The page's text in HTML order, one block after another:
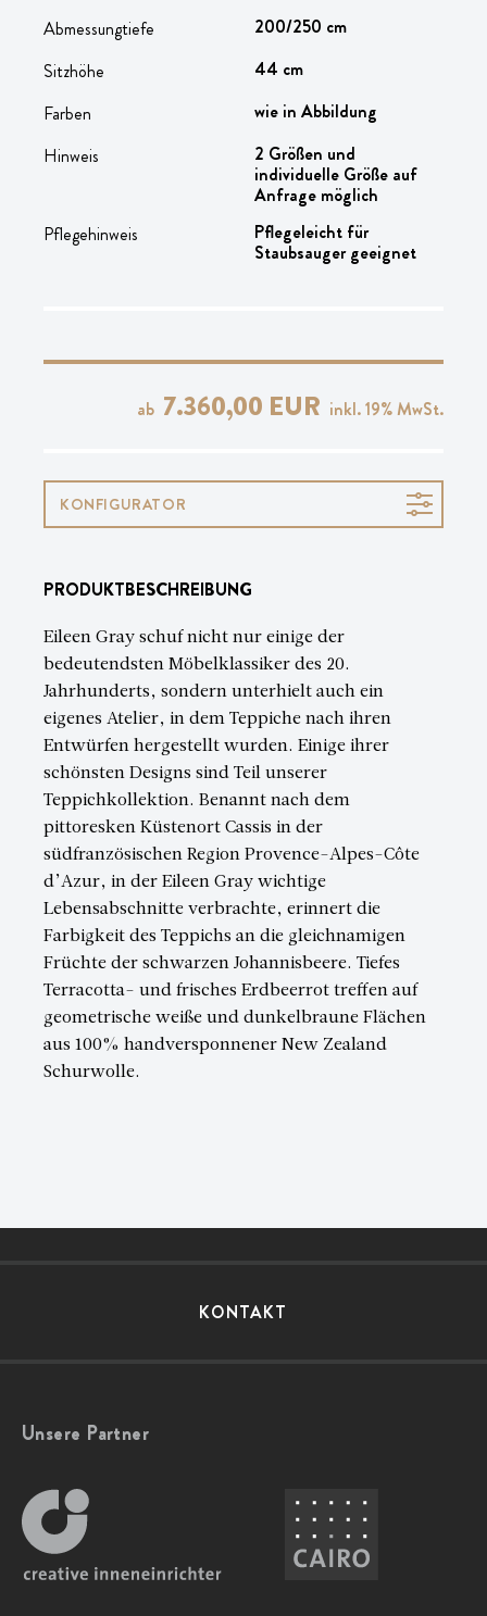
Abmessungtiefe
200/250 cm
Sitzhöhe
44 cm
Farben
wie in Abbildung
Hinweis
2 Größen und
individuelle Größe auf
Anfrage möglich
Pflegehinweis
Pflegeleicht für
Staubsauger geeignet
ab 7.360,00 EUR inkl.19% MwSt.
KONFIGURATOR
PRODUKTBESCHREIBUNG
Eileen Gray schuf nicht nur einige der
bedeutendsten Möbelklassiker des 20.
Jahrhunderts, sondern unterhielt auch ein
eigenes Atelier, in dem Teppiche nach ihren
Entwürfen hergestellt wurden. Einige ihrer
schönsten Designs sind Teil unserer
Teppichkollektion. Benannt nach dem
pittoresken Küstenort Cassis in der
südfranzösischen Region Provence-Alpes-Côte
d’Azur, in der Eileen Gray wichtige
Lebensabschnitte verbrachte, erinnert die
Farbigkeit des Teppichs an die gleichnamigen
Früchte der schwarzen Johannisbeere. Tiefes
Terracotta- und frisches Erdbeerrot treffen auf
geometrische weiße und dunkelbraune Flächen
aus 100% handversponnener New Zealand
Schurwolle.
KONTAKT
Unsere Partner